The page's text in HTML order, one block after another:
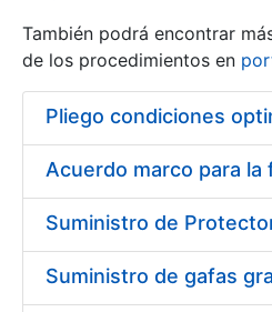
Mostrar/Ocultar
También podrá encontrar
de los procedimientos en